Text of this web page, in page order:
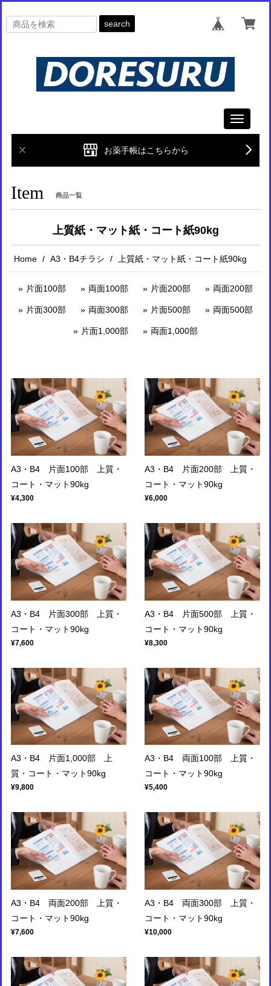
search
Toggle
お薬手帳はこちらから
Item 商品一覧
上質紙・マット紙・コート紙90kg
Home A3・B4チラシ 上質紙・マット紙・コート紙90kg
片面100部 両面100部 片面200部 両面200部
片面300部 両面300部 片面500部 両面500部
片面1,000部 両面1,000部
A3・B4 片面100部 上質・
コート・マット90kg
¥4,300
A3・B4 片面200部 上質・
コート・マット90kg
¥6,000
A3・B4 片面300部 上質・
コート・マット90kg
¥7,600
A3・B4 片面500部 上質・
コート・マット90kg
¥8,300
A3・B4 片面1,000部 上
質・コート・マット90kg
¥9,800
A3・B4 両面100部 上質・
コート・マット90kg
¥5,400
A3・B4 両面200部 上質・
コート・マット90kg
¥7,600
A3・B4 両面300部 上質・
コート・マット90kg
¥10,000